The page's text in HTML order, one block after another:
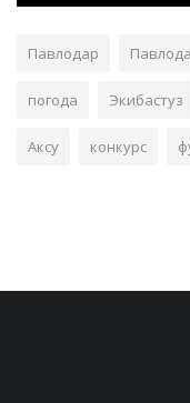
Павлодар
погода Экибастуз
Аксу конкурс